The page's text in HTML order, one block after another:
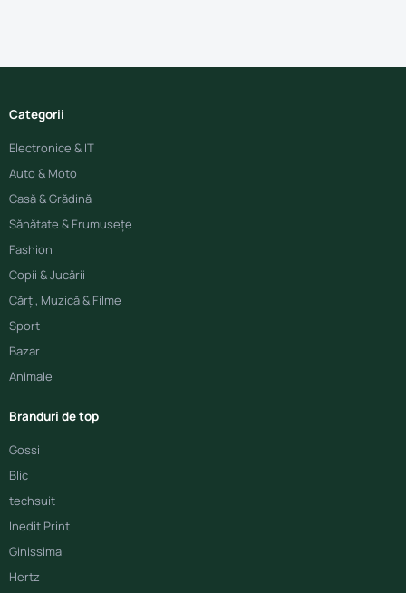
Categorii
Electronice & IT
Auto & Moto
Casă & Grădină
Sănătate & Frumusețe
Fashion
Copii & Jucării
Cărți, Muzică & Filme
Sport
Bazar
Animale
Branduri de top
Gossi
Blic
techsuit
Inedit Print
Ginissima
Hertz